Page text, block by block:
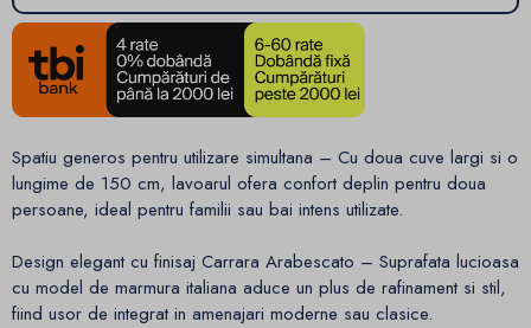
Spatiu generos pentru utilizare simultana – Cu doua cuve largi si o
lungime de 150 cm, lavoarul ofera confort deplin pentru doua
persoane, ideal pentru familii sau bai intens utilizate.
Design elegant cu finisaj Carrara Arabescato – Suprafata lucioasa
cu model de marmura italiana aduce un plus de rafinament si stil,
fiind usor de integrat in amenajari moderne sau clasice.